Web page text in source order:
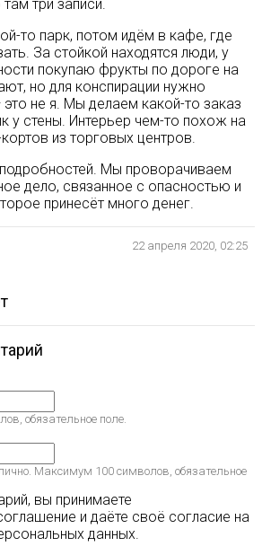
три записи.
то парк, потом идём в кафе, где
За стойкой находятся люди, у
покупаю фрукты по дороге на
но для конспирации нужно
это не я. Мы делаем какой-то заказ
у стены. Интерьер чем-то похож на
из торговых центров.
Мы проворачиваем
дело, связанное с опасностью и
принесёт много денег.
22 апреля 2020, 02:25
обязательное поле.
Максимум 100 символов, обязательное
вы принимаете
и даёте своё согласие на
данных.